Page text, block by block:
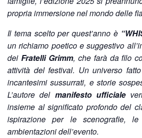
propria immersione nel mondo delle
Il tema scelto per quest’anno è
un richiamo poetico e suggestivo
dei Fratelli Grimm, che farà da filo
attività del festival. Un universo
incantesimi sussurrati, e storie
L’autore del manifesto ufficiale
insieme al significato profondo del
ispirazione per le scenografie,
ambientazioni dell’evento.